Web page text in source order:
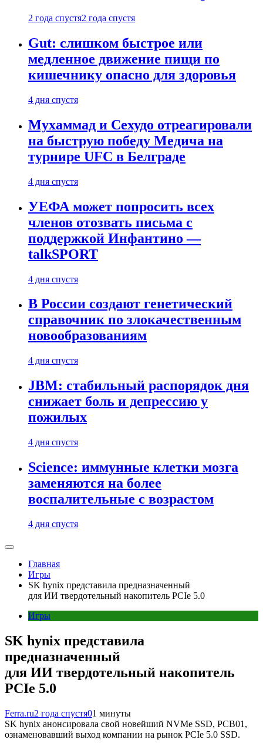
2 года спустя2 года спустя
Gut: слишком быстрое или
медленное движение пищи по
кишечнику опасно для здоровья
4 дня спустя
Мухаммад и Сехудо отреагировали
на быструю победу Медича на
турнире UFC в Белграде
4 дня спустя
УЕФА может попросить всех
членов отозвать письма с
поддержкой Инфантино —
talkSPORT
4 дня спустя
В России создают генетический
справочник по злокачественным
новообразованиям
4 дня спустя
JBM: стабильный распорядок дня
снижает боль и депрессию у
пожилых
4 дня спустя
Science: иммунные клетки мозга
заменяются на более
воспалительные с возрастом
4 дня спустя
Главная
Игры
SK hynix представила предназначенный
для ИИ твердотельный накопитель PCIe 5.0
Игры
SK hynix представила
предназначенный
для ИИ твердотельный накопитель
PCIe 5.0
Ferra.ru2 года спустя01 минуты
SK hynix анонсировала свой новейший NVMe SSD, PCB01,
ознаменовавший выход компании на рынок PCIe 5.0 SSD.